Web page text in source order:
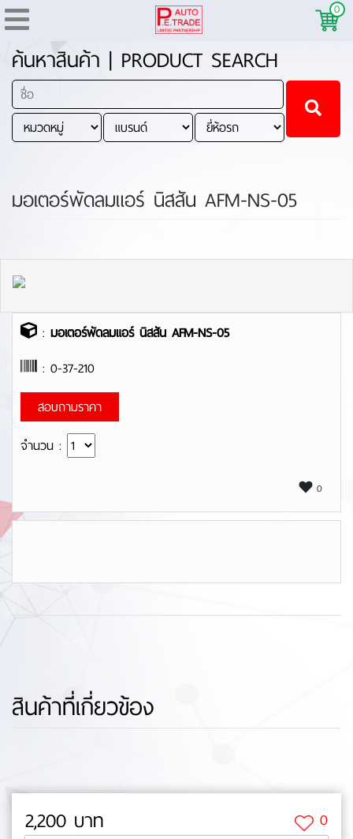
0
ค้นหาสินค้า | PRODUCT SEARCH
มอเตอร์พัดลมแอร์ นิสสัน AFM-NS-05
: มอเตอร์พัดลมแอร์ นิสสัน AFM-NS-05
: 0-37-210
สอบถามราคา
จำนวน :
0
สินค้าที่เกี่ยวข้อง
2,200 บาท 0